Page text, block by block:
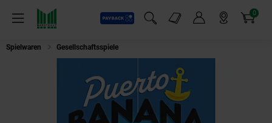
Menü
Payback
Suchfeld einblenden
Markt-Angebote 0
Artikel
Spielwaren Gesellschaftsspiele